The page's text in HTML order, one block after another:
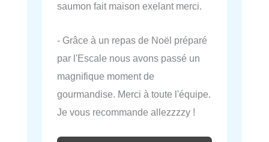
saumon fait maison exelant merci.
- Grâce à un repas de Noël préparé
par l'Escale nous avons passé un
magnifique moment de
gourmandise. Merci à toute l'équipe.
Je vous recommande allezzzzy !